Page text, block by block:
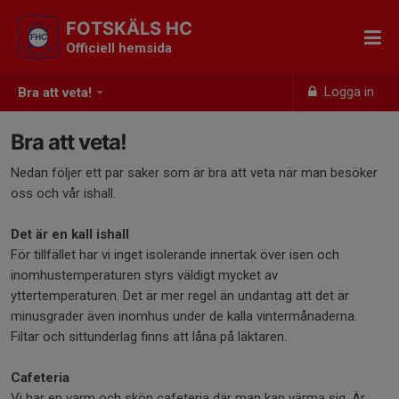
Bra att veta! Logga in
FOTSKÄLS HC
Officiell hemsida
Bra att veta!
Nedan följer ett par saker som är bra att veta när man besöker
oss och vår ishall.
Det är en kall ishall
För tillfället har vi inget isolerande innertak över isen och
inomhustemperaturen styrs väldigt mycket av
yttertemperaturen. Det är mer regel än undantag att det är
minusgrader även inomhus under de kalla vintermånaderna.
Filtar och sittunderlag finns att låna på läktaren.
Cafeteria